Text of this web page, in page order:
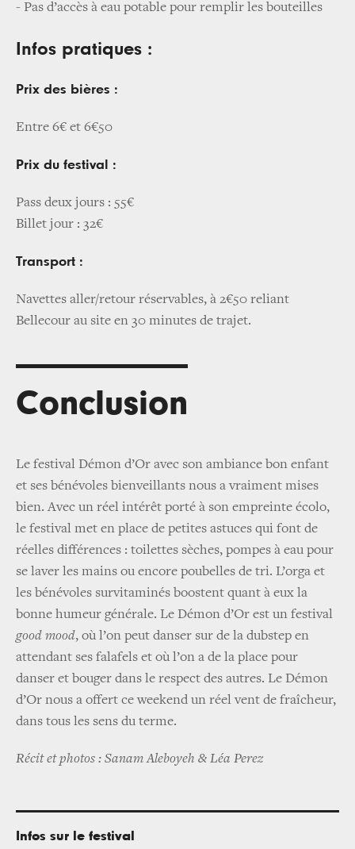
- Pas d’accès à eau potable pour remplir les bouteilles
Infos pratiques :
Prix des bières :
Entre 6€ et 6€50
Prix du festival :
Pass deux jours : 55€
Billet jour : 32€
Transport :
Navettes aller/retour réservables, à 2€50 reliant
Bellecour au site en 30 minutes de trajet.
Conclusion
Le festival Démon d’Or avec son ambiance bon enfant
et ses bénévoles bienveillants nous a vraiment mises
bien. Avec un réel intérêt porté à son empreinte écolo,
le festival met en place de petites astuces qui font de
réelles différences : toilettes sèches, pompes à eau pour
se laver les mains ou encore poubelles de tri. L’orga et
les bénévoles survitaminés boostent quant à eux la
bonne humeur générale. Le Démon d’Or est un festival
good mood, où l’on peut danser sur de la dubstep en
attendant ses falafels et où l’on a de la place pour
danser et bouger dans le respect des autres. Le Démon
d’Or nous a offert ce weekend un réel vent de fraîcheur,
dans tous les sens du terme.
Récit et photos : Sanam Aleboyeh & Léa Perez
Infos sur le festival